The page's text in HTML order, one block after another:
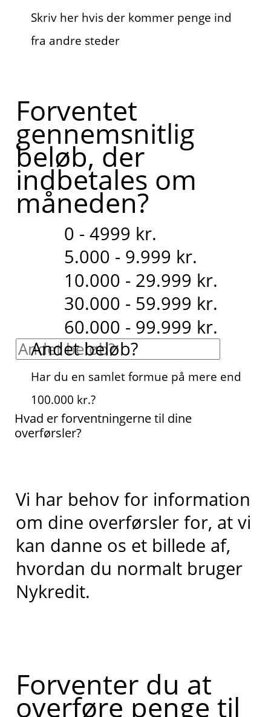
Skriv her hvis der kommer penge ind
fra andre steder
Forventet
gennemsnitlig
beløb, der
indbetales om
måneden?
0 - 4999 kr.
5.000 - 9.999 kr.
10.000 - 29.999 kr.
30.000 - 59.999 kr.
60.000 - 99.999 kr.
Andet beløb?
Har du en samlet formue på mere end
100.000 kr.?
Hvad er forventningerne til dine
overførsler?
Vi har behov for information
om dine overførsler for, at vi
kan danne os et billede af,
hvordan du normalt bruger
Nykredit.
Forventer du at
overføre penge til